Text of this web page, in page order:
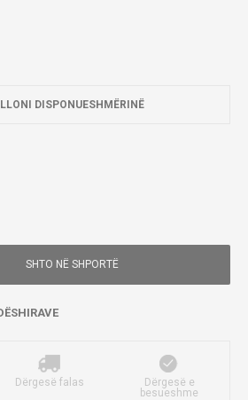
DISPONUESHMËRINË
SHTO NË SHPORTË
Dërgesë falas
Dërgesë e
besueshme